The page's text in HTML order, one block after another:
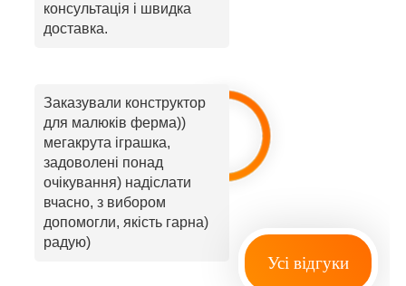
консультація і швидка
доставка.
Заказували конструктор
для малюків ферма))
мегакрута іграшка,
задоволені понад
очікування) надіслати
вчасно, з вибором
допомогли, якість гарна)
радую)
Усі відгуки